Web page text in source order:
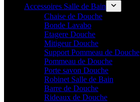
Accessoires Salle de Bain
Chaise de Douche
Bonde Lavabo
Etagere Douche
Mitigeur Douche
Support Pommeau de Douche
Pommeau de Douche
Porte savon Douche
Robinet Salle de Bain
Barre de Douche
Rideaux de Douche